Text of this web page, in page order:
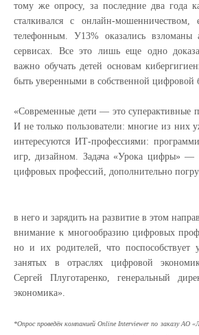
тому же опросу, за последние два года
сталкивался с онлайн-
телефонным. У13% оказались взломаны
сервисах. Все это лишь еще одно
важно обучать детей основам
быть уверенными в собственной цифровой
«Современные дети — это суперактивные
И не только пользователи: многие из них
интересуются ИТ-профессиями:
игр, дизайном. Задача «Урока цифры» —
цифровых профессий, дополнительно
в него и зарядить на развитие в этом
внимание к многообразию цифровых
но и их родителей, что поспособствует
занятых в отраслях цифровой
Сергей Плуготаренко, генеральный
экономика».
*Опрос проведён компанией Online Interviewer по заказу АО